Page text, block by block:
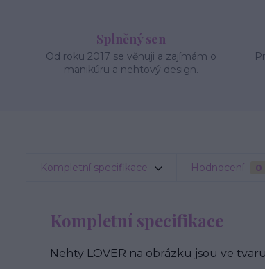
Splněný sen
Od roku 2017 se věnuji a zajímám o
manikúru a nehtový design.
Kompletní specifikace Hodnocení 0
Kompletní specifikace
Nehty LOVER na obrázku jsou ve